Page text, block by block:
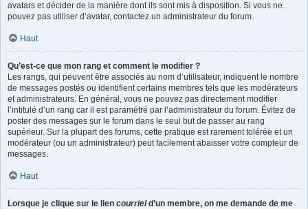
avatars et décider de la manière dont ils sont mis à disposition. Si vous ne
pouvez pas utiliser d’avatar, contactez un administrateur du forum.
Haut
Qu’est-ce que mon rang et comment le modifier ?
Les rangs, qui peuvent être associés au nom d’utilisateur, indiquent le nombre
de messages postés ou identifient certains membres tels que les modérateurs
et administrateurs. En général, vous ne pouvez pas directement modifier
l’intitulé d’un rang car il est paramétré par l’administrateur du forum. Évitez de
poster des messages sur le forum dans le seul but de passer au rang
supérieur. Sur la plupart des forums, cette pratique est rarement tolérée et un
modérateur (ou un administrateur) peut facilement abaisser votre compteur de
messages.
Haut
Lorsque je clique sur le lien courrield’un membre, on me demande de me